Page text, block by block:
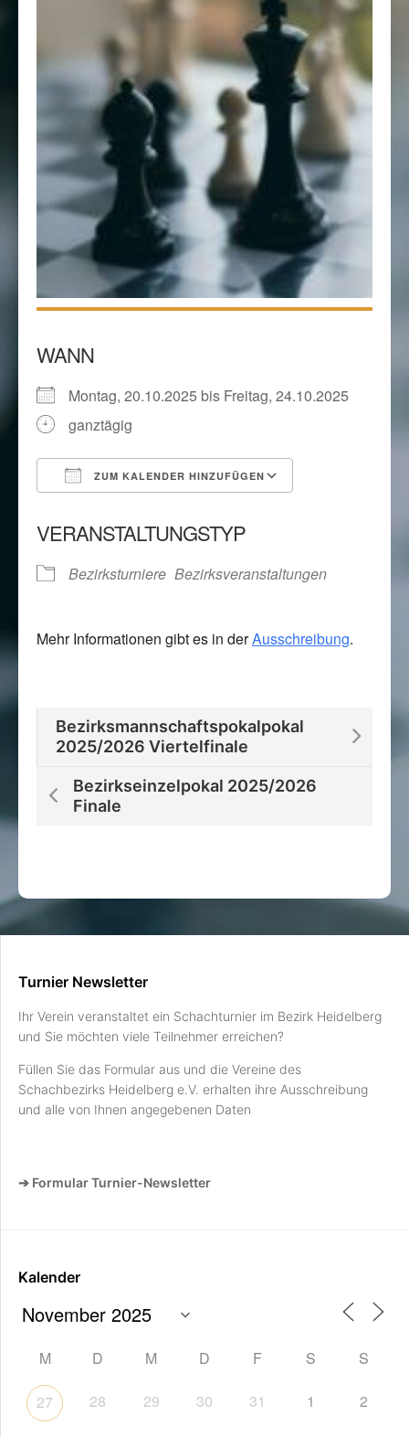
WANN
Montag, 20.10.2025 bis Freitag, 24.10.2025
ganztägig
ZUM KALENDER HINZUFÜGEN
VERANSTALTUNGSTYP
Bezirksturniere Bezirksveranstaltungen
Mehr Informationen gibt es in derAusschreibung.
Bezirksmannschaftspokalpokal
2025/2026 Viertelfinale
Bezirkseinzelpokal 2025/2026
Finale
Turnier Newsletter
Ihr Verein veranstaltet ein Schachturnier im Bezirk Heidelberg
und Sie möchten viele Teilnehmer erreichen?
Füllen Sie das Formular aus und die Vereine des
Schachbezirks Heidelberg e.V. erhalten ihre Ausschreibung
und alle von Ihnen angegebenen Daten
➔ Formular Turnier-Newsletter
Kalender
M D M D F S S
27 28 29 30 31 1 2